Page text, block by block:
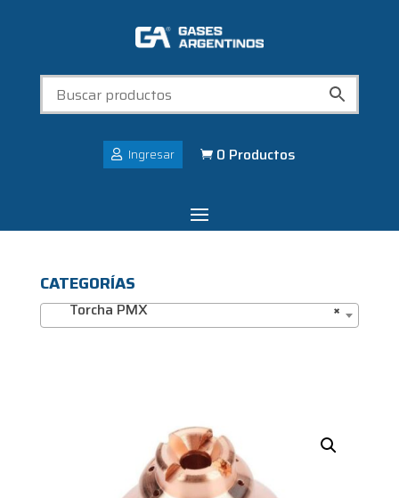
Ingresar  0 Productos
CATEGORÍAS
×
Torcha PMX